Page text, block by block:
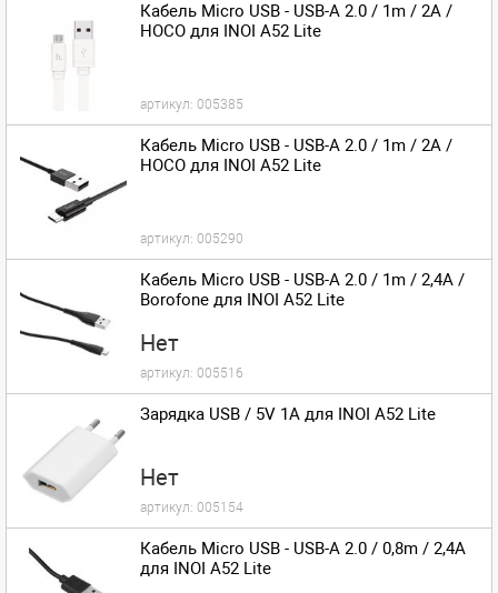
Кабель Micro USB - USB-A 2.0 / 1m / 2A /
HOCO для INOI A52 Lite
артикул: 005385
Кабель Micro USB - USB-A 2.0 / 1m / 2A /
HOCO для INOI A52 Lite
артикул: 005290
Кабель Micro USB - USB-A 2.0 / 1m / 2,4A /
Borofone для INOI A52 Lite
Нет
артикул: 005516
Зарядка USB / 5V 1A для INOI A52 Lite
Нет
артикул: 005154
Кабель Micro USB - USB-A 2.0 / 0,8m / 2,4A
для INOI A52 Lite